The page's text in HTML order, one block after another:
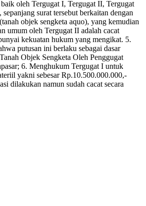
oleh Tergugat I, Tergugat II, Tergugat
surat tersebut berkaitan dengan
objek sengketa aquo), yang kemudian
umum oleh Tergugat II adalah cacat
kekuatan hukum yang mengikat. 5.
putusan ini berlaku sebagai dasar
Objek Sengketa Oleh Penggugat
6. Menghukum Tergugat I untuk
yakni sebesar Rp.10.500.000.000,-
dilakukan namun sudah cacat secara